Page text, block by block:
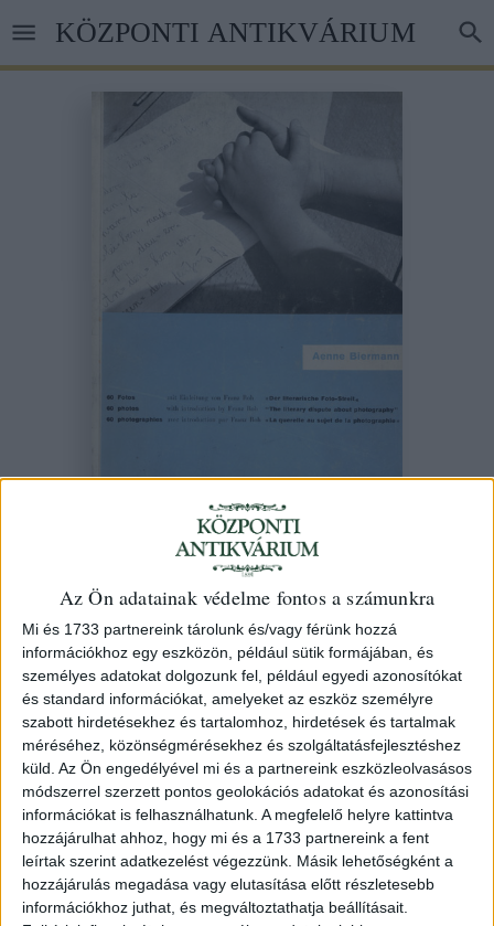
Az Ön adatainak védelme fontos a számunkra
Mi és 1733 partnereink tárolunk és/vagy férünk hozzá
információkhoz egy eszközön, például sütik formájában, és
személyes adatokat dolgozunk fel, például egyedi azonosítókat
és standard információkat, amelyeket az eszköz személyre
szabott hirdetésekhez és tartalomhoz, hirdetések és tartalmak
méréséhez, közönségmérésekhez és szolgáltatásfejlesztéshez
küld. Az Ön engedélyével mi és a partnereink eszközleolvasásos
módszerrel szerzett pontos geolokációs adatokat és azonosítási
információkat is felhasználhatunk. A megfelelő helyre kattintva
hozzájárulhat ahhoz, hogy mi és a 1733 partnereink a fent
leírtak szerint adatkezelést végezzünk. Másik lehetőségként a
hozzájárulás megadása vagy elutasítása előtt részletesebb
információkhoz juthat, és megváltoztathatja beállításait.
tartalomra
KÖZPONTI ANTIKVÁRIUM
60 Fotos -- 60 photos -- 60
photograpies. Ed. by Franz Roh.
Berlin Klinkhardt & Biermann
123. árverés/ 34.
Kikiáltási ár:40 000 Ft
Leütési ár: 42 000 Ft
Azonosító
81469